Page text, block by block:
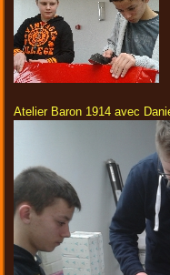
Atelier Baron 1914 avec